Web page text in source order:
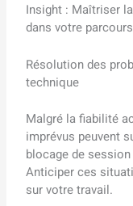
Insight : Maîtriser
dans votre
Résolution des
technique
Malgré la fiabilité
imprévus peuvent
blocage de
Anticiper ces
sur votre travail.